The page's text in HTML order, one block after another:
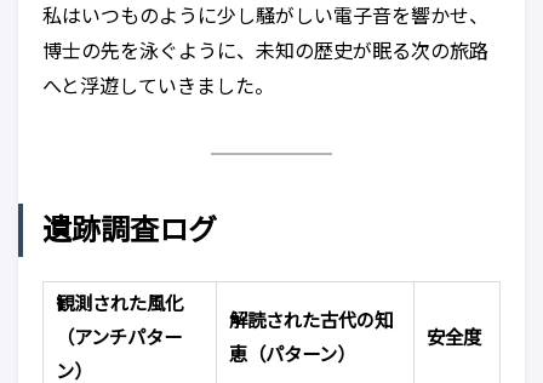
私はいつものように少し騒がしい電子音を響かせ、
博士の先を泳ぐように、未知の歴史が眠る次の旅路
へと浮遊していきました。
遺跡調査ログ
観測された風化
（アンチパター
ン）
解読された古代の知
恵（パターン）
安全度